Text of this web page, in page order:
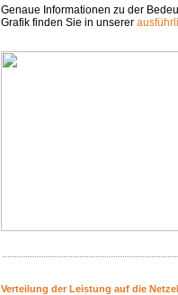
Genaue Informationen zu der
Grafik finden Sie in unserer
Verteilung der Leistung auf die